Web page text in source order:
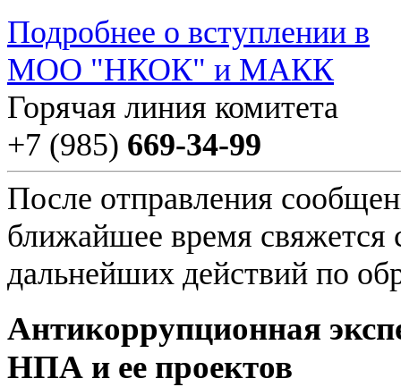
Подробнее о вступлении в
МОО "НКОК" и МАКК
Горячая линия комитета
+7 (985) 669-34-99
После отправления
ближайшее время свяжется
дальнейших действий по
Антикоррупционная
НПА и ее проектов